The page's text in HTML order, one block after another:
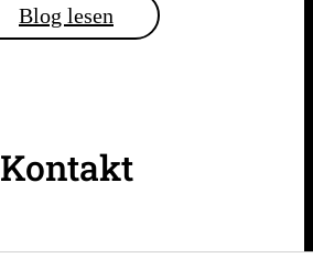
Blog lesen
Kontakt